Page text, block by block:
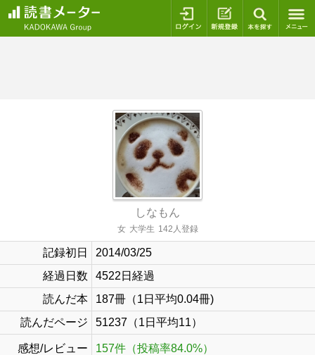
ログイン 新規登録
しなもん
女 大学生 142人登録
記録初日
2014/03/25
経過日数
4522日経過
読んだ本
187冊（1日平均0.04冊)
読んだページ
51237（1日平均11）
感想/レビュー 157件（投稿率84.0%）